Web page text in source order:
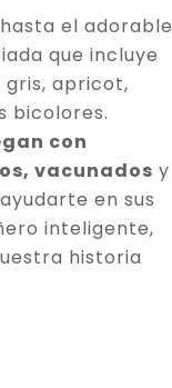
el adorable
que incluye
apricot,
bicolores.
con
vacunados y
en sus
inteligente,
historia